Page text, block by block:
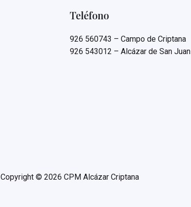
Teléfono
926 560743 – Campo de Criptana
926 543012 – Alcázar de San Juan
Copyright © 2026 CPM Alcázar Criptana